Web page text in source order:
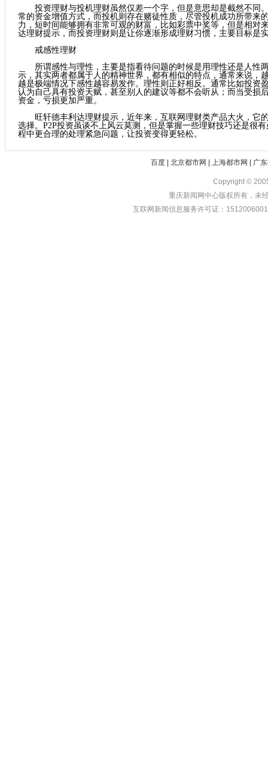
投资理财与投机理财虽然仅差一个字，但是意思却是截然不同
常的资金增值方式，而投机则存在赌徒性质，尽管投机成功所带来
力，短时间能够拥有非常可观的财富，比如彩票中奖等，但是相对
达理财提示，而投资理财则是让你逐渐形成理财习惯，主要目标是
戒感性理财
所谓感性与理性，主要是指看待问题的时候是用理性还是人性
示，其实两者都属于人的精神世界，都有相似的特点，通常来说，
越是极端情况下感性越容易发作。理性则正好相反。通常比如投资
认为自己具有投资天赋，甚至别人的建议等都不会听从；而当受损
资金，亏损更加严重。
旺轩德丰利达理财提示，近年来，互联网理财类产品大火，它
选择。 P2P投资虽谈不上风云莫测，但是掌握一些理财技巧还是很
程中更合理的处理紧急问题，让投资变得更轻松。
百度| 北京都市网 上海都市网 广
Copyright ©
重庆新闻网中心版权所有，未
互联网新闻信息服务许可证：